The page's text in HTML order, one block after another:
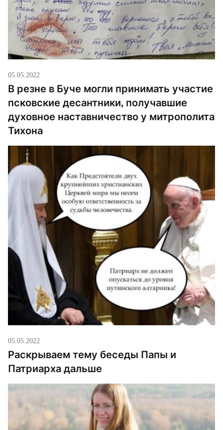
05.05.2022
В резне в Буче могли принимать участие
псковские десантники, получавшие
духовное наставничество у митрополита
Тихона
05.05.2022
Раскрываем тему беседы Папы и
Патриарха дальше